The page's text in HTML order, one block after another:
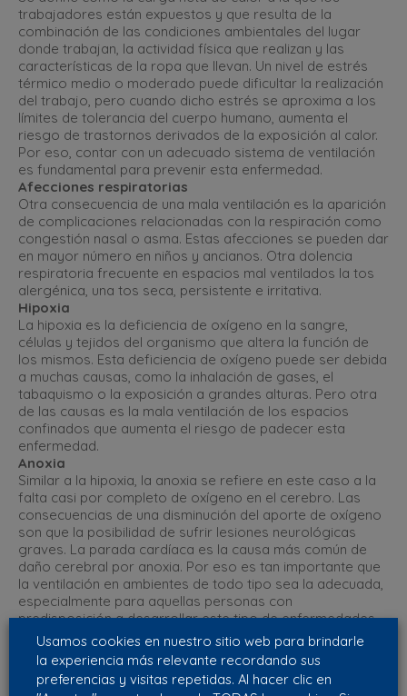
trabajadores están expuestos y que resulta de la
combinación de las condiciones ambientales del lugar
donde trabajan, la actividad física que realizan y las
características de la ropa que llevan. Un nivel de estrés
térmico medio o moderado puede dificultar la realización
del trabajo, pero cuando dicho estrés se aproxima a los
límites de tolerancia del cuerpo humano, aumenta el
riesgo de trastornos derivados de la exposición al calor.
Por eso, contar con un adecuado sistema de ventilación
es fundamental para prevenir esta enfermedad.
Afecciones respiratorias
Otra consecuencia de una mala ventilación es la aparición
de complicaciones relacionadas con la respiración como
congestión nasal o asma. Estas afecciones se pueden dar
en mayor número en niños y ancianos. Otra dolencia
respiratoria frecuente en espacios mal ventilados la tos
alergénica, una tos seca, persistente e irritativa.
Hipoxia
La hipoxia es la deficiencia de oxígeno en la sangre,
células y tejidos del organismo que altera la función de
los mismos. Esta deficiencia de oxígeno puede ser debida
a muchas causas, como la inhalación de gases, el
tabaquismo o la exposición a grandes alturas. Pero otra
de las causas es la mala ventilación de los espacios
confinados que aumenta el riesgo de padecer esta
enfermedad.
Anoxia
Similar a la hipoxia, la anoxia se refiere en este caso a la
falta casi por completo de oxígeno en el cerebro. Las
consecuencias de una disminución del aporte de oxígeno
son que la posibilidad de sufrir lesiones neurológicas
graves. La parada cardíaca es la causa más común de
daño cerebral por anoxia. Por eso es tan importante que
la ventilación en ambientes de todo tipo sea la adecuada,
especialmente para aquellas personas con
predisposición a desarrollar este tipo de enfermedades.
Aspergilosis
Es una de las enfermedades más comunes provocadas
por ambientes cargados donde el aire no circula
correctamente. Consiste en la proliferación de hongos en
Usamos cookies en nuestro sitio web para brindarle
la experiencia más relevante recordando sus
preferencias y visitas repetidas. Al hacer clic en